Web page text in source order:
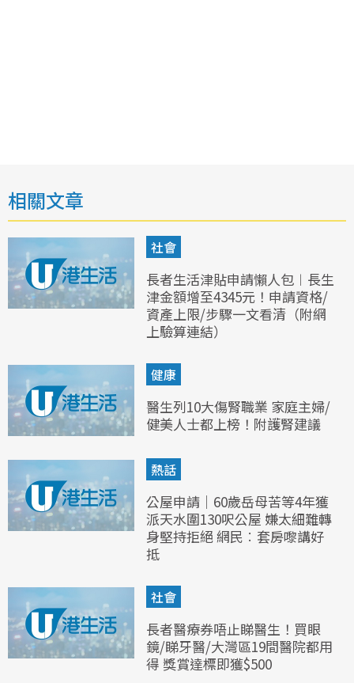
相關文章
社會
長者生活津貼申請懶人包︱長生
津金額增至4345元！申請資格/
資產上限/步驟一文看清（附網
上驗算連結）
健康
醫生列10大傷腎職業 家庭主婦/
健美人士都上榜！附護腎建議
熱話
公屋申請｜60歲岳母苦等4年獲
派天水圍130呎公屋 嫌太細難轉
身堅持拒絕 網民︰套房嚟講好
抵
社會
長者醫療券唔止睇醫生！買眼
鏡/睇牙醫/大灣區19間醫院都用
得 獎賞達標即獲$500